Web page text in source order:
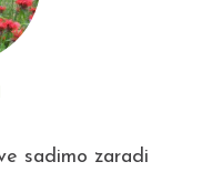
sadimo zaradi